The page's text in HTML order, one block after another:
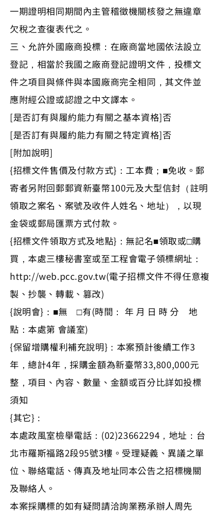
一期證明相同期間內主管稽徵機關核發之無違章
欠稅之查復表代之。
三、允許外國廠商投標：在廠商當地國依法設立
登記，相當於我國之廠商登記證明文件，投標文
件之項目與條件與本國廠商完全相同，其文件並
應附經公證或認證之中文譯本。
[是否訂有與履約能力有關之基本資格]否
[是否訂有與履約能力有關之特定資格]否
[附加說明]
{招標文件售價及付款方式}：工本費；■免收。郵
寄者另附回郵郵資新臺幣100元及大型信封（註明
領取之案名、案號及收件人姓名、地址），以現
金袋或郵局匯票方式付款。
{招標文件領取方式及地點}：無記名■領取或□購
買，本處三樓秘書室或至工程會電子領標網址：
http://web.pcc.gov.tw(電子招標文件不得任意複
製、抄襲、轉載、篡改)
{說明會}：■無 □有(時間： 年 月 日 時 分 地
點：本處第 會議室)
{保留增購權利補充說明}：本案預計後續工作3
年，總計4年，採購金額為新臺幣33,800,000元
整，項目、內容、數量、金額或百分比詳如投標
須知
{其它}：
本處政風室檢舉電話：(02)23662294，地址：台
北市羅斯福路2段95號3樓。受理疑義、異議之單
位、聯絡電話、傳真及地址同本公告之招標機關
及聯絡人。
本案採購標的如有疑問請洽詢業務承辦人周先